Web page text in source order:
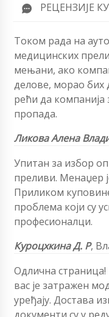
РЕЦЕНЗИЈЕ
Током рада на
медицинских
мењани, ако
делове, морао
рећи да компанија
пропада.
Ликова Алена
Упитан за избор
преливи. Менаџер
Приликом
проблема који су
професионалци.
Куроцхкина Д. Р,
Одлична
вас је затражен
уређају. Достава